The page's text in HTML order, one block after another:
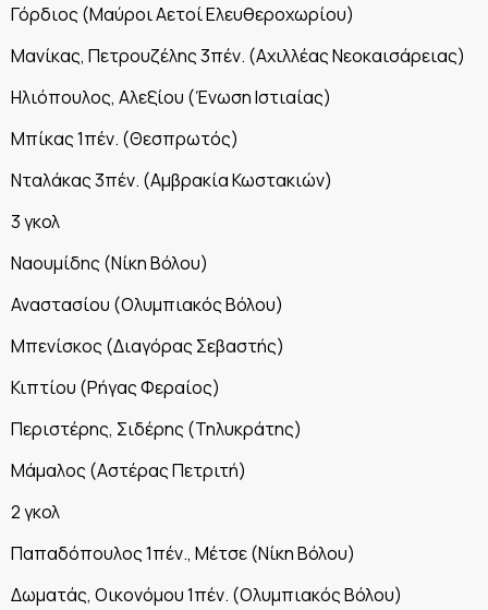
Γόρδιος (Μαύροι Αετοί Ελευθεροχωρίου)
Μανίκας, Πετρουζέλης 3πέν. (Αχιλλέας Νεοκαισάρειας)
Ηλιόπουλος, Αλεξίου (Ένωση Ιστιαίας)
Μπίκας 1πέν. (Θεσπρωτός)
Νταλάκας 3πέν. (Αμβρακία Κωστακιών)
3 γκολ
Ναουμίδης (Νίκη Βόλου)
Αναστασίου (Ολυμπιακός Βόλου)
Μπενίσκος (Διαγόρας Σεβαστής)
Κιπτίου (Ρήγας Φεραίος)
Περιστέρης, Σιδέρης (Τηλυκράτης)
Μάμαλος (Αστέρας Πετριτή)
2 γκολ
Παπαδόπουλος 1πέν., Μέτσε (Νίκη Βόλου)
Δωματάς, Οικονόμου 1πέν. (Ολυμπιακός Βόλου)